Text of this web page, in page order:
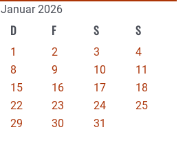
Januar 2026
D F S S
1 2 3
4
8 9 10
11
15 16 17
18
22 23 24
25
29 30
31